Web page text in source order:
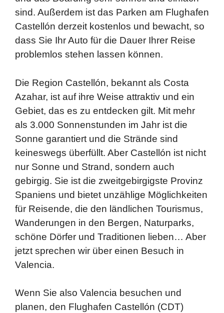
sind. Außerdem ist das Parken am Flughafen
Castellón derzeit kostenlos und bewacht, so
dass Sie Ihr Auto für die Dauer Ihrer Reise
problemlos stehen lassen können.
Die Region Castellón, bekannt als Costa
Azahar, ist auf ihre Weise attraktiv und ein
Gebiet, das es zu entdecken gilt. Mit mehr
als 3.000 Sonnenstunden im Jahr ist die
Sonne garantiert und die Strände sind
keineswegs überfüllt. Aber Castellón ist nicht
nur Sonne und Strand, sondern auch
gebirgig. Sie ist die zweitgebirgigste Provinz
Spaniens und bietet unzählige Möglichkeiten
für Reisende, die den ländlichen Tourismus,
Wanderungen in den Bergen, Naturparks,
schöne Dörfer und Traditionen lieben… Aber
jetzt sprechen wir über einen Besuch in
Valencia.
Wenn Sie also Valencia besuchen und
planen, den Flughafen Castellón (CDT)